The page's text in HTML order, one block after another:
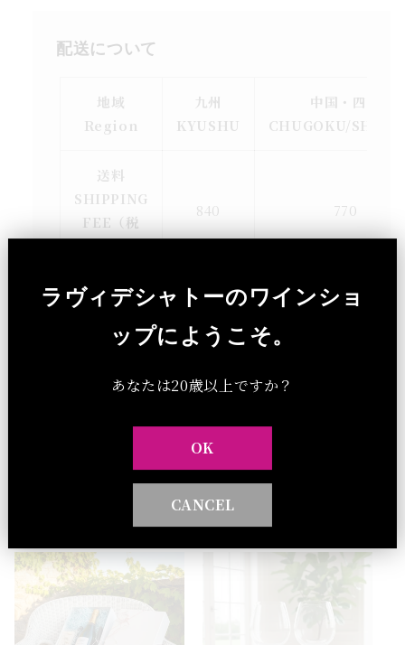
配送について
地域
Region
九州
KYUSHU
中国・四国
CHUGOKU/
送料
SHIPPING
FEE（税
込）
840 770
＜5,000円(税込)以上お買い上げのお客様に関
しては、送料無料 / Free shipping for
orders over ¥5,000 (tax included)＞
他のワインアクセサリーグッズ
ラヴィデシャトーのワインショ
ップにようこそ。
あなたは20歳以上ですか？
OK
CANCEL